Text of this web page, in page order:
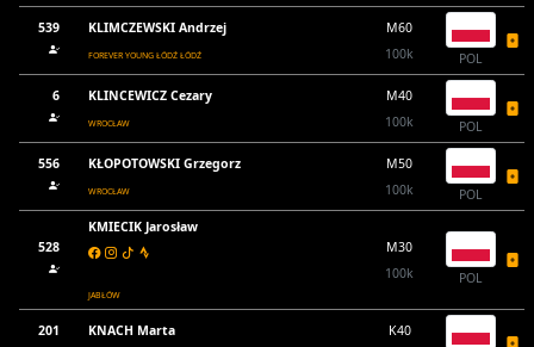
539 KLIMCZEWSKI Andrzej
FOREVER YOUNG ŁÓDŹ ŁÓDŹ
M60
100k
POL
6 KLINCEWICZ Cezary
WROCŁAW
M40
100k
POL
556 KŁOPOTOWSKI Grzegorz
WROCŁAW
M50
100k
POL
528
KMIECIK Jarosław
JABŁÓW
M30
100k
POL
201 KNACH Marta
K40